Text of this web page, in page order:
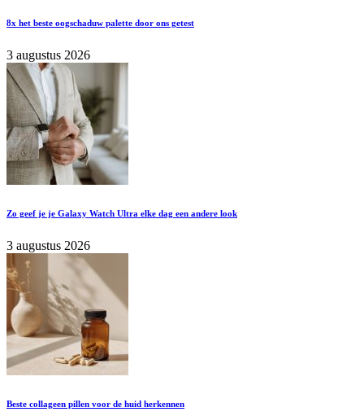
8x het beste oogschaduw palette door ons getest
3 augustus 2026
Zo geef je je Galaxy Watch Ultra elke dag een andere look
3 augustus 2026
Beste collageen pillen voor de huid herkennen